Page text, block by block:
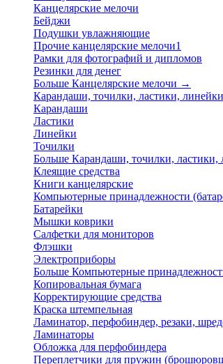
Канцелярские мелочи
Бейджи
Подушки увлажняющие
Прочие канцелярские мелочи1
Рамки для фотографий и дипломов
Резинки для денег
Больше Канцелярские мелочи →
Карандаши, точилки, ластики, линейки
Карандаши
Ластики
Линейки
Точилки
Больше Карандаши, точилки, ластики,
Клеящие средства
Книги канцелярские
Компьютерные принадлежности
Батарейки
Мышки коврики
Салфетки для мониторов
Флэшки
Электроприборы
Больше Компьютерные
Копировальная бумага
Корректирующие средства
Краска штемпельная
Ламинатор, перфобиндер, резаки,
Ламинаторы
Обложка для перфобиндера
Переплетчики для пружин